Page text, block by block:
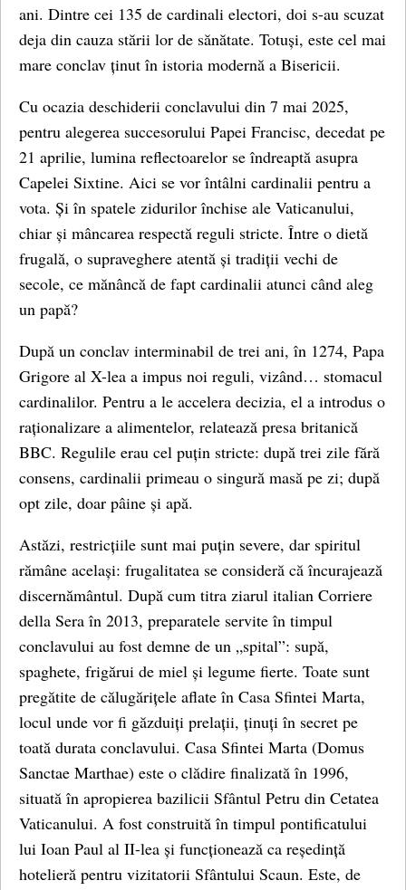
ani. Dintre cei 135 de cardinali electori, doi s-au scuzat
deja din cauza stării lor de sănătate. Totuși, este cel mai
mare conclav ținut în istoria modernă a Bisericii.
Cu ocazia deschiderii conclavului din 7 mai 2025,
pentru alegerea succesorului Papei Francisc, decedat pe
21 aprilie, lumina reflectoarelor se îndreaptă asupra
Capelei Sixtine. Aici se vor întâlni cardinalii pentru a
vota. Și în spatele zidurilor închise ale Vaticanului,
chiar și mâncarea respectă reguli stricte. Între o dietă
frugală, o supraveghere atentă și tradiții vechi de
secole, ce mănâncă de fapt cardinalii atunci când aleg
un papă?
După un conclav interminabil de trei ani, în 1274, Papa
Grigore al X-lea a impus noi reguli, vizând… stomacul
cardinalilor. Pentru a le accelera decizia, el a introdus o
raționalizare a alimentelor, relatează presa britanică
BBC. Regulile erau cel puțin stricte: după trei zile fără
consens, cardinalii primeau o singură masă pe zi; după
opt zile, doar pâine și apă.
Astăzi, restricțiile sunt mai puțin severe, dar spiritul
rămâne același: frugalitatea se consideră că încurajează
discernământul. După cum titra ziarul italian Corriere
della Sera în 2013, preparatele servite în timpul
conclavului au fost demne de un „spital”: supă,
spaghete, frigărui de miel și legume fierte. Toate sunt
pregătite de călugărițele aflate în Casa Sfintei Marta,
locul unde vor fi găzduiți prelații, ținuți în secret pe
toată durata conclavului. Casa Sfintei Marta (Domus
Sanctae Marthae) este o clădire finalizată în 1996,
situată în apropierea bazilicii Sfântul Petru din Cetatea
Vaticanului. A fost construită în timpul pontificatului
lui Ioan Paul al II-lea și funcționează ca reședință
hotelieră pentru vizitatorii Sfântului Scaun. Este, de